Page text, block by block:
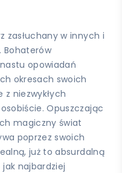
zasłuchany w innych i
Bohaterów
opowiadań
okresach swoich
z niezwykłych
Opuszczając
magiczny świat
poprzez swoich
już to absurdalną
najbardziej